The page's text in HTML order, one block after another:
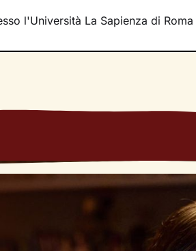
l'Università La Sapienza di Roma